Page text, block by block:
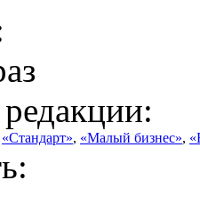
«Стандарт», «Малый бизнес»,